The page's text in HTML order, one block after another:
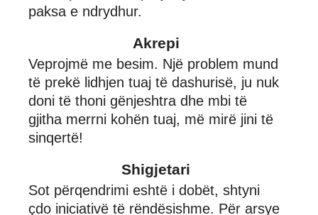
paksa e ndrydhur.
Akrepi
Veprojmë me besim. Një problem mund
të prekë lidhjen tuaj të dashurisë, ju nuk
doni të thoni gënjeshtra dhe mbi të
gjitha merrni kohën tuaj, më mirë jini të
sinqertë!
Shigjetari
Sot përqendrimi eshtë i dobët, shtyni
çdo iniciativë të rëndësishme. Për arsye